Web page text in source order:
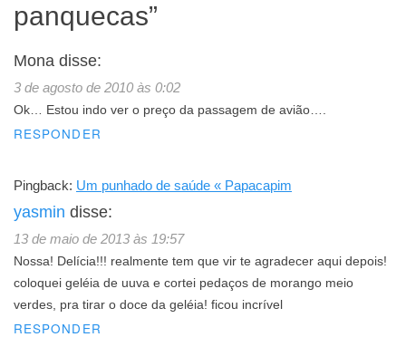
panquecas”
Mona disse:
3 de agosto de 2010 às 0:02
Ok… Estou indo ver o preço da passagem de avião….
RESPONDER
Pingback: Um punhado de saúde « Papacapim
yasmin disse:
13 de maio de 2013 às 19:57
Nossa! Delícia!!! realmente tem que vir te agradecer aqui depois!
coloquei geléia de uuva e cortei pedaços de morango meio
verdes, pra tirar o doce da geléia! ficou incrível
RESPONDER